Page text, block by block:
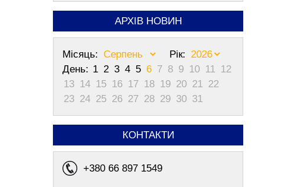
АРХІВ НОВИН
Місяць:
Рік:
День: 1 2 3 4 5 6 7 8 9 10 11 12
13 14 15 16 17 18 19 20 21 22
23 24 25 26 27 28 29 30 31
КОНТАКТИ
+380 66 897 1549